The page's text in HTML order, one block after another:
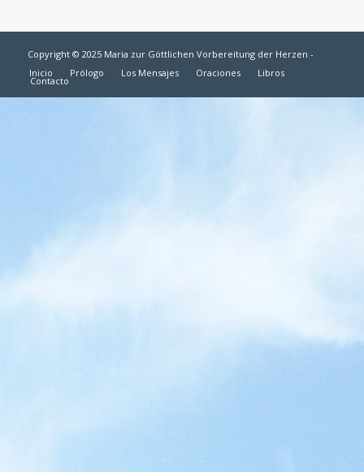
Copyright © 2025 Maria zur Göttlichen Vorbereitung der Herzen -
Inicio
Prólogo Los Mensajes Oraciones Libros
Contacto